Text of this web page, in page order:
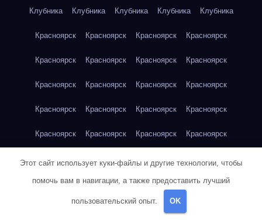
Клубника Клубника Клубника Клубника Клубника
Красноярск Красноярск Красноярск Красноярск
Красноярск Красноярск Красноярск Красноярск
Красноярск Красноярск Красноярск Красноярск
Красноярск Красноярск Красноярск Красноярск
Красноярск Красноярск Красноярск Красноярск
Красноярск Кукуруза Кукуруза
Кукуруза Кукуруза Кукуруза Кукуруза Кукуруза
Этот сайт использует куки-файлы и другие технологии, чтобы
помочь вам в навигации, а также предоставить лучший
пользовательский опыт. OK